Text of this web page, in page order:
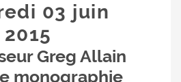
03 juin
2015
Greg Allain
monographie